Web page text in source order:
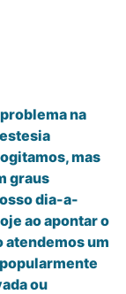
na
mas
graus
dia-a-
ao apontar o
atendemos um
ou